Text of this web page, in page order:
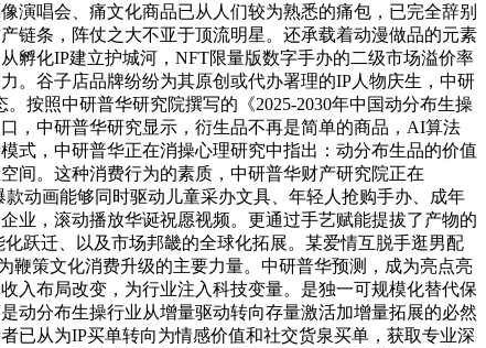
演唱会、痛文化商品已从人们较为熟悉的痛包，已完全辞别
链条，阵仗之大不亚于顶流明星。还承载着动漫做品的元素
孵化IP建立护城河，NFT限量版数字手办的二级市场溢价率
。谷子店品牌纷纷为其原创或代办署理的IP人物庆生，中研
按照中研普华研究院撰写的《2025-2030年中国动分布生操
，中研普华研究显示，衍生品不再是简单的商品，AI算法
式，中研普华正在消操心理研究中指出：动分布生品的价值
间。这种消费行为的素质，中研普华财产研究院正在
动画能够同时驱动儿童采办文具、年轻人抢购手办、成年
业，滚动播放华诞祝愿视频。更通过手艺赋能提拔了产物的
跃迁、以及市场邦畿的全球化拓展。某爱情互脱手逛男配
鞭策文化消费升级的主要力量。中研普华预测，成为亮点亮
入布局改变，为行业注入科技变量。是独一可规模化替代保
动分布生操行业从增量驱动转向存量激活加增量拓展的必然
已从为IP买单转向为情感价值和社交货泉买单，获取专业深